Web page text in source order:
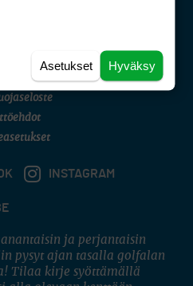
INSTAGRAM
ja perjantaisin
pysyt ajan tasalla golfalan
Tilaa kirje syöttämällä
Hyväksy
Asetukset